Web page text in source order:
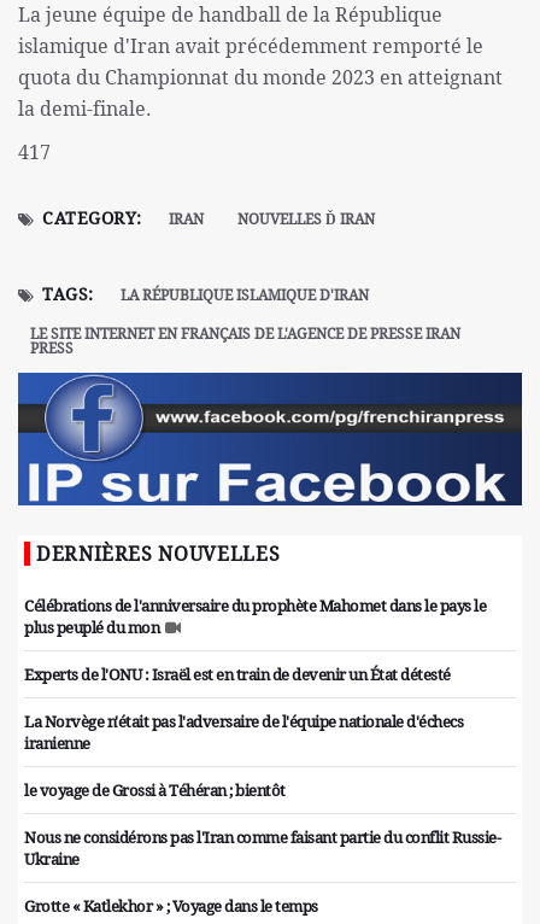
La jeune équipe de handball de la République
islamique d'Iran avait précédemment remporté le
quota du Championnat du monde 2023 en atteignant
la demi-finale.
417
CATEGORY: IRAN NOUVELLES Ď IRAN
TAGS:
LA RÉPUBLIQUE ISLAMIQUE D'IRAN
LE SITE INTERNET EN FRANÇAIS DE L'AGENCE DE PRESSE IRAN
PRESS
DERNIÈRES NOUVELLES
Célébrations de l'anniversaire du prophète Mahomet dans le pays le
plus peuplé du mon
Experts de l'ONU : Israël est en train de devenir un État détesté
La Norvège n'était pas l'adversaire de l'équipe nationale d'échecs
iranienne
le voyage de Grossi à Téhéran ; bientôt
Nous ne considérons pas l'Iran comme faisant partie du conflit Russie-
Ukraine
Grotte « Katlekhor » ; Voyage dans le temps